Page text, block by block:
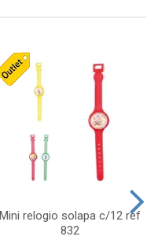
Mini relogio solapa c/12 ref
832